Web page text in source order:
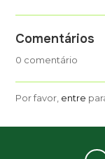
Comentários
0 comentário
Por favor, entre